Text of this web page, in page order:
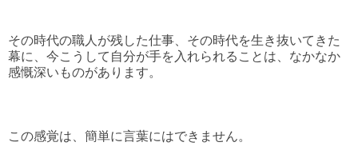
その時代の職人が残した仕事、その時代を生き抜いてきた
幕に、今こうして自分が手を入れられることは、なかなか
感慨深いものがあります。⁡
この感覚は、簡単に言葉にはできません。⁡